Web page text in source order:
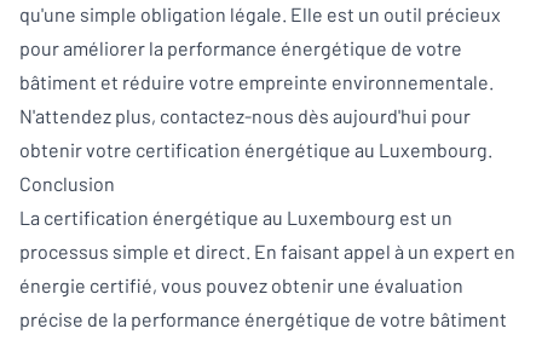
qu'une simple obligation légale. Elle est un outil précieux
pour améliorer la performance énergétique de votre
bâtiment et réduire votre empreinte environnementale.
N'attendez plus, contactez-nous dès aujourd'hui pour
obtenir votre certification énergétique au Luxembourg.
Conclusion
La certification énergétique au Luxembourg est un
processus simple et direct. En faisant appel à un expert en
énergie certifié, vous pouvez obtenir une évaluation
précise de la performance énergétique de votre bâtiment